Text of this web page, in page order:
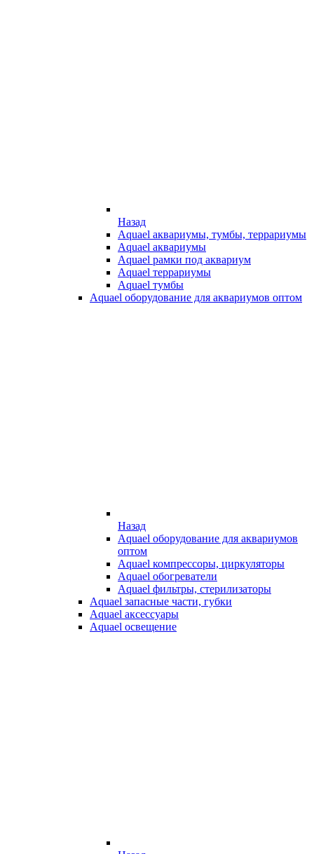
Назад
Aquael аквариумы, тумбы, террариумы
Aquael аквариумы
Aquael рамки под аквариум
Aquael террариумы
Aquael тумбы
Aquael оборудование для аквариумов оптом
Назад
Aquael оборудование для аквариумов
оптом
Aquael компрессоры, циркуляторы
Aquael обогреватели
Aquael фильтры, стерилизаторы
Aquael запасные части, губки
Aquael аксессуары
Aquael освещение